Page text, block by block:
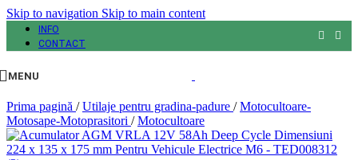
Skip to navigation Skip to main content
INFO
CONTACT
MENU
Prima pagină / Utilaje pentru gradina-padure / Motocultoare-
Motosape-Motoprasitori / Motocultoare